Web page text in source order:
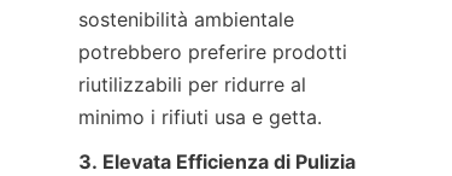
sostenibilità ambientale
potrebbero preferire prodotti
riutilizzabili per ridurre al
minimo i rifiuti usa e getta.
3. Elevata Efficienza di Pulizia